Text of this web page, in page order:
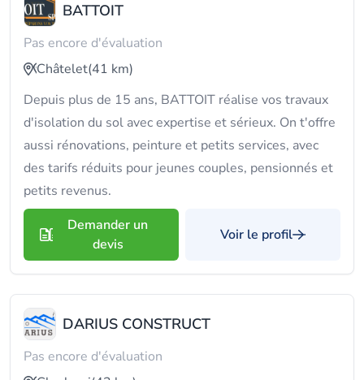
BATTOIT
Pas encore d'évaluation
Châtelet(41 km)
Depuis plus de 15 ans, BATTOIT réalise vos travaux
d'isolation du sol avec expertise et sérieux. On t'offre
aussi rénovations, peinture et petits services, avec
des tarifs réduits pour jeunes couples, pensionnés et
petits revenus.
Demander un
devis
Voir le profil
DARIUS CONSTRUCT
Pas encore d'évaluation